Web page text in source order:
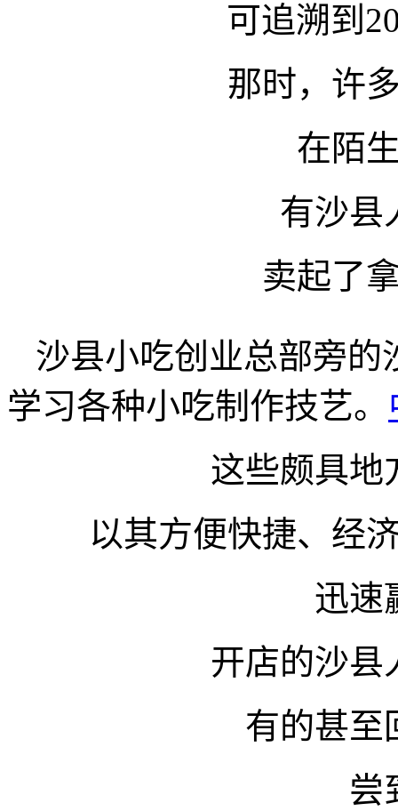
可追溯到
那时，许
在陌
有沙县
卖起了
沙县小吃创业总部旁的
学习各种小吃制作技艺。
这些颇具地
以其方便快捷、经
迅速
开店的沙县
有的甚至
尝